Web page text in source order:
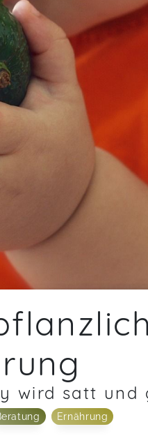
wird satt und
Ernährung